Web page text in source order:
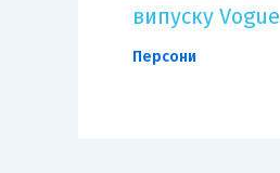
випуску Vogue
Персони